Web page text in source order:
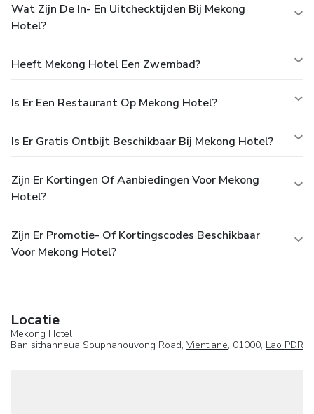
Wat Zijn De In- En Uitchecktijden Bij Mekong
Hotel?
Heeft Mekong Hotel Een Zwembad?
Is Er Een Restaurant Op Mekong Hotel?
Is Er Gratis Ontbijt Beschikbaar Bij Mekong Hotel?
Zijn Er Kortingen Of Aanbiedingen Voor Mekong
Hotel?
Zijn Er Promotie- Of Kortingscodes Beschikbaar
Voor Mekong Hotel?
Locatie
Mekong Hotel
Ban sithanneua Souphanouvong Road, Vientiane, 01000, Lao PDR